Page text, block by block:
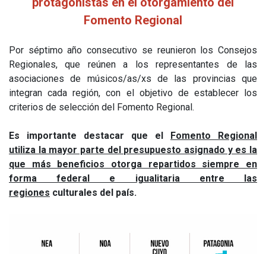
Fomento Regional
Por séptimo año consecutivo se reunieron los Consejos
Regionales, que reúnen a los representantes de las
asociaciones de músicos/as/xs de las provincias que
integran cada región, con el objetivo de establecer los
criterios de selección del Fomento Regional.
Es importante destacar que el Fomento Regional
utiliza la mayor parte del presupuesto asignado y es la
que más beneficios otorga repartidos siempre en
forma federal e igualitaria entre las
regiones culturales del país.